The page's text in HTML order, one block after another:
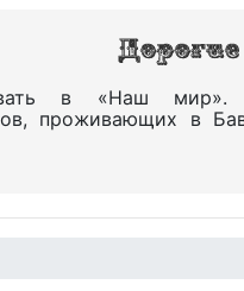
в «Наш
проживающих в